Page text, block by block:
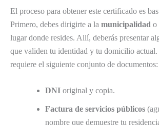
El proceso para obtener este certificado es
Primero, debes dirigirte a la municipalidad o
lugar donde resides. Allí, deberás presentar
que validen tu identidad y tu domicilio actual.
requiere el siguiente conjunto de documentos:
DNI original y copia.
Factura de servicios públicos
nombre que demuestre tu